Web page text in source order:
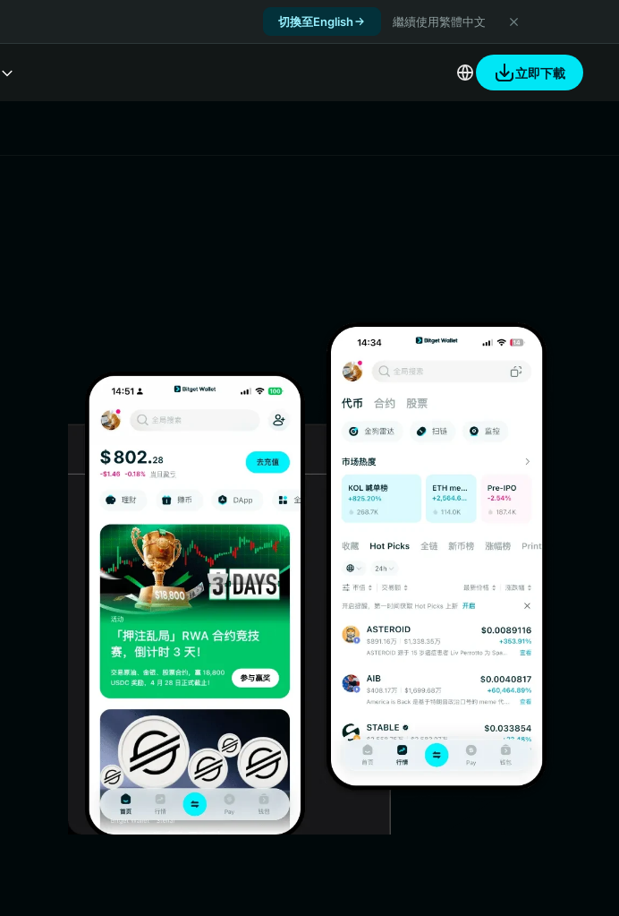
切換至English 繼續使用繁體中文
立即下載